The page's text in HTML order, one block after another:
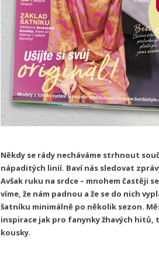
Někdy se rády necháváme strhnout
nápaditých linií. Baví nás sledovat
Avšak ruku na srdce – mnohem častěji
víme, že nám padnou a že se do nich
šatníku minimálně po několik sezon.
inspirace jak pro fanynky žhavých
kousky.